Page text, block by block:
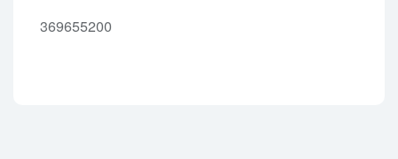
369655200